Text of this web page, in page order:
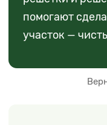
помогают
участок —